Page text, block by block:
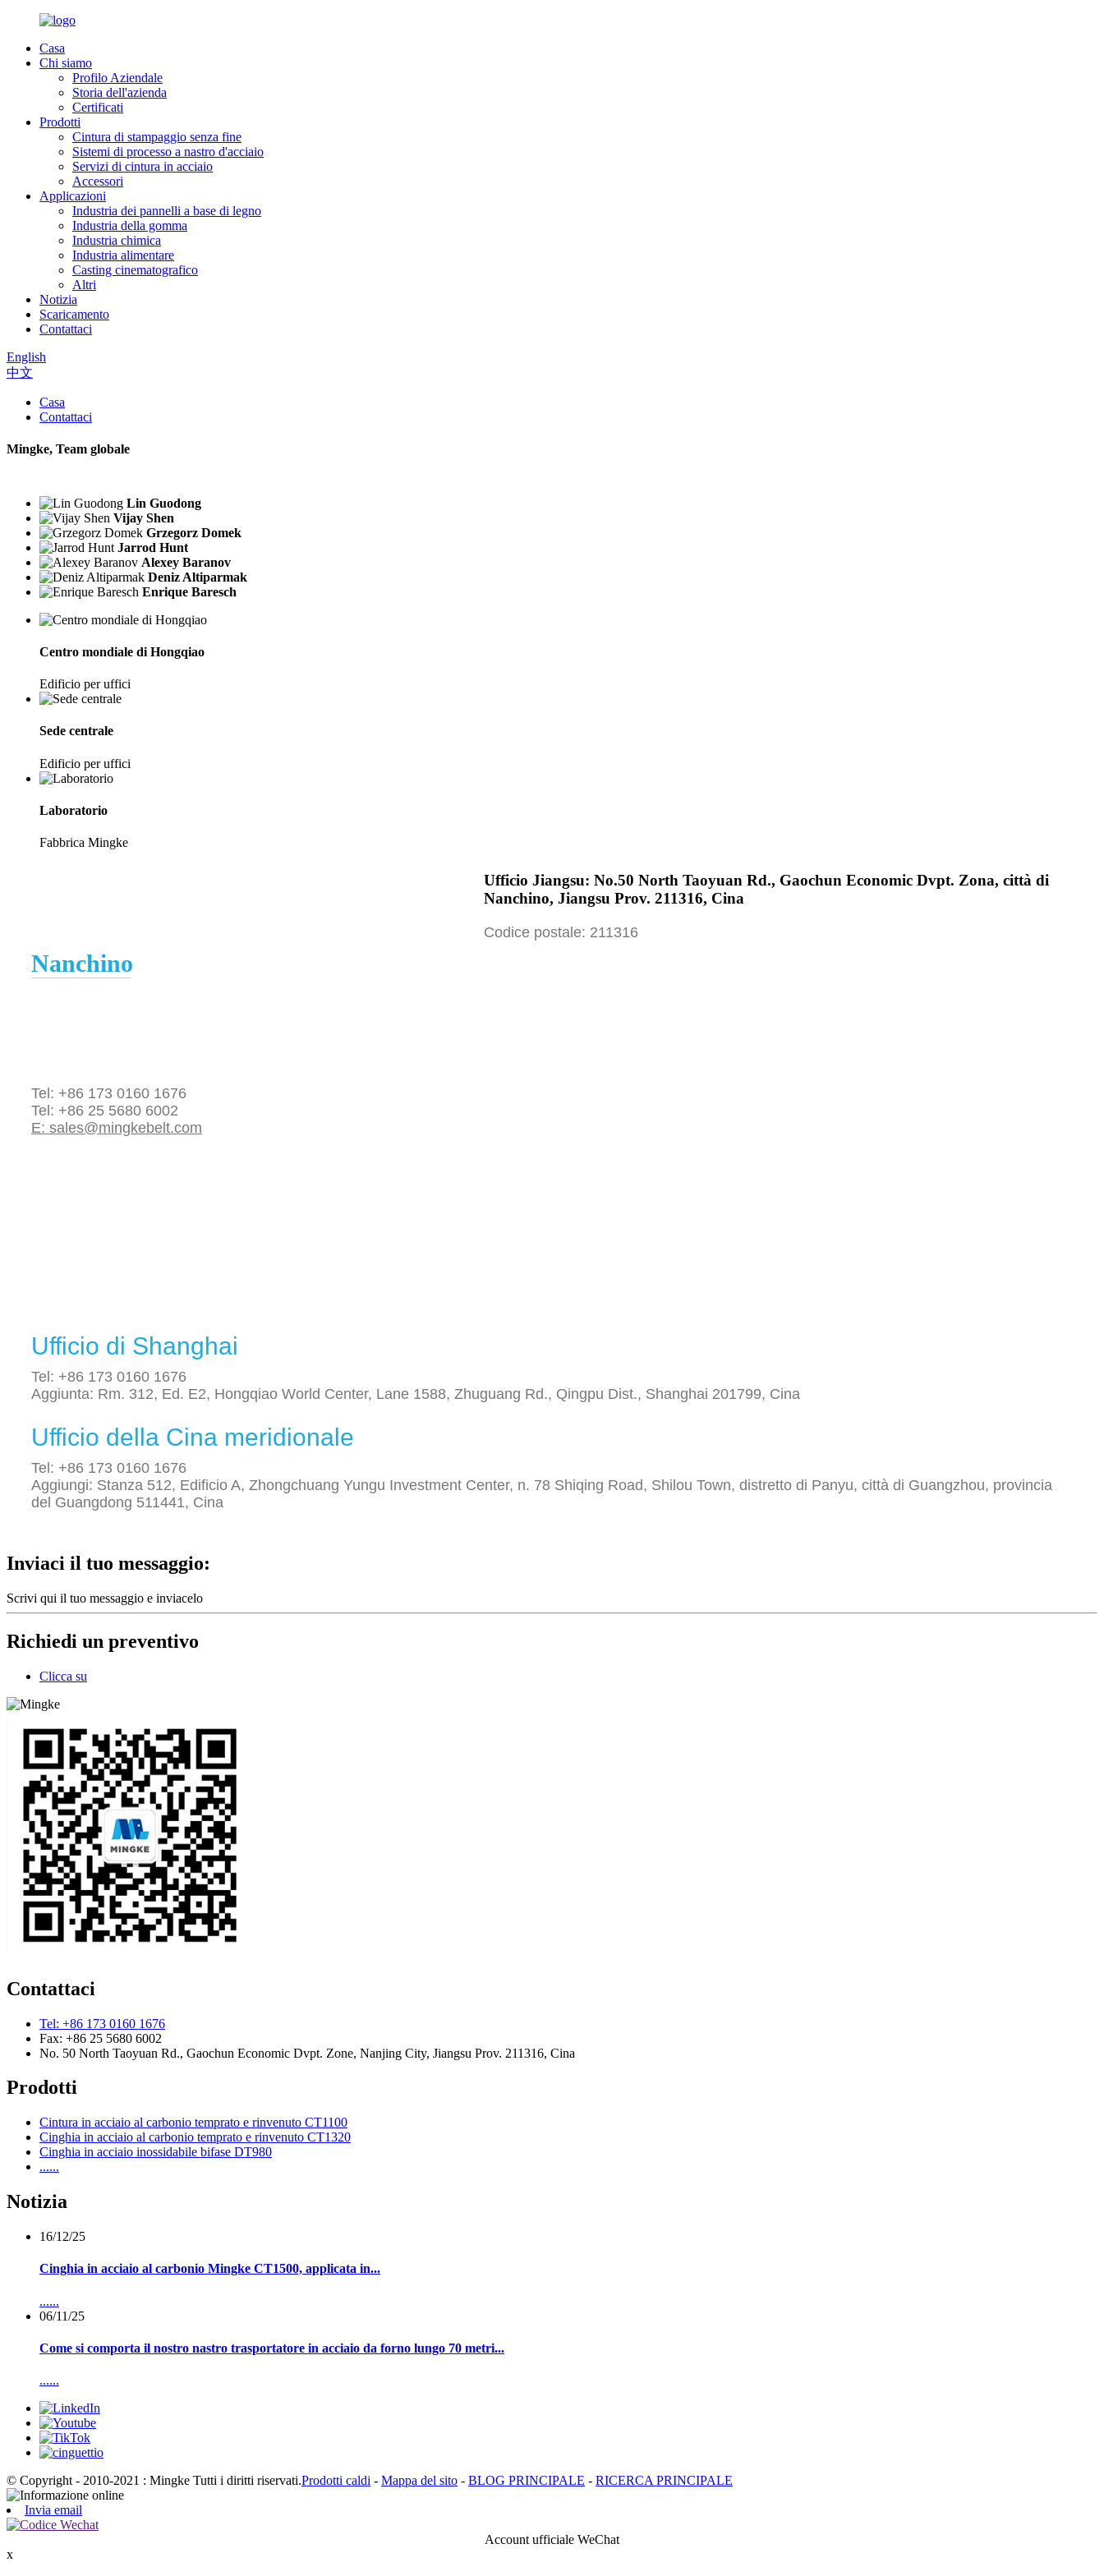
Casa
Chi siamo
Profilo Aziendale
Storia dell'azienda
Certificati
Prodotti
Cintura di stampaggio senza fine
Sistemi di processo a nastro d'acciaio
Servizi di cintura in acciaio
Accessori
Applicazioni
Industria dei pannelli a base di legno
Industria della gomma
Industria chimica
Industria alimentare
Casting cinematografico
Altri
Notizia
Scaricamento
Contattaci
English
中文
Casa
Contattaci
Mingke, Team globale
Lin Guodong
Vijay Shen
Grzegorz Domek
Jarrod Hunt
Alexey Baranov
Deniz Altiparmak
Enrique Baresch
Centro mondiale di Hongqiao
Edificio per uffici
Sede centrale
Edificio per uffici
Laboratorio
Fabbrica Mingke
Ufficio Jiangsu: No.50 North Taoyuan Rd., Gaochun Economic Dvpt. Zona, città di
Nanchino, Jiangsu Prov. 211316, Cina
Codice postale: 211316
Nanchino
Tel: +86 173 0160 1676
Tel: +86 25 5680 6002
E: sales@mingkebelt.com
Ufficio di Shanghai
Tel: +86 173 0160 1676
Aggiunta: Rm. 312, Ed. E2, Hongqiao World Center, Lane 1588, Zhuguang Rd., Qingpu Dist., Shanghai 201799, Cina
Ufficio della Cina meridionale
Tel: +86 173 0160 1676
Aggiungi: Stanza 512, Edificio A, Zhongchuang Yungu Investment Center, n. 78 Shiqing Road, Shilou Town, distretto di Panyu, città di Guangzhou, provincia
del Guangdong 511441, Cina
Inviaci il tuo messaggio:
Scrivi qui il tuo messaggio e inviacelo
Richiedi un preventivo
Clicca su
Contattaci
Tel: +86 173 0160 1676
Fax: +86 25 5680 6002
No. 50 North Taoyuan Rd., Gaochun Economic Dvpt. Zone, Nanjing City, Jiangsu Prov. 211316, Cina
Prodotti
Cintura in acciaio al carbonio temprato e rinvenuto CT1100
Cinghia in acciaio al carbonio temprato e rinvenuto CT1320
Cinghia in acciaio inossidabile bifase DT980
......
Notizia
16/12/25
Cinghia in acciaio al carbonio Mingke CT1500, applicata in...
......
06/11/25
Come si comporta il nostro nastro trasportatore in acciaio da forno lungo 70 metri...
......
© Copyright - 2010-2021 : Mingke Tutti i diritti riservati.Prodotti caldi - Mappa del sito - BLOG PRINCIPALE - RICERCA PRINCIPALE
Invia email
Account ufficiale WeChat
x